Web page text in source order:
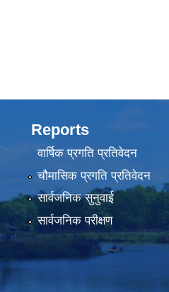
Reports
वार्षिक प्रगति प्रतिवेदन
चौमासिक प्रगति प्रतिवेदन
सार्वजनिक सुनुवाई
सार्वजनिक परीक्षण